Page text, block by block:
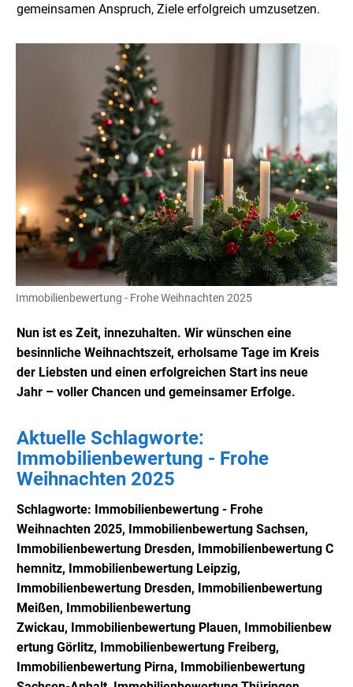
gemeinsamen Anspruch, Ziele erfolgreich umzusetzen.
Immobilienbewertung - Frohe Weihnachten 2025
Nun ist es Zeit, innezuhalten. Wir wünschen eine
besinnliche Weihnachtszeit, erholsame Tage im Kreis
der Liebsten und einen erfolgreichen Start ins neue
Jahr – voller Chancen und gemeinsamer Erfolge.
Aktuelle Schlagworte:
Immobilienbewertung - Frohe
Weihnachten 2025
Schlagworte: Immobilienbewertung - Frohe
Weihnachten 2025, Immobilienbewertung Sachsen,
Immobilienbewertung Dresden, Immobilienbewertung C
hemnitz, Immobilienbewertung Leipzig,
Immobilienbewertung Dresden, Immobilienbewertung
Meißen, Immobilienbewertung
Zwickau, Immobilienbewertung Plauen, Immobilienbew
ertung Görlitz, Immobilienbewertung Freiberg,
Immobilienbewertung Pirna, Immobilienbewertung